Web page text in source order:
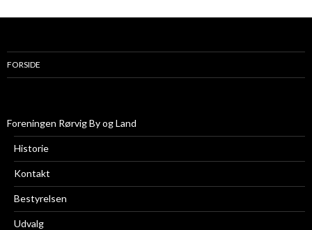
FORSIDE
Foreningen Rørvig By og Land
Historie
Kontakt
Bestyrelsen
Udvalg